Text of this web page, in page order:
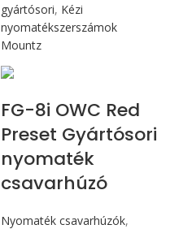
gyártósori, Kézi
nyomatékszerszámok
Mountz
FG-8i OWC Red
Preset Gyártósori
nyomaték
csavarhúzó
Nyomaték csavarhúzók,